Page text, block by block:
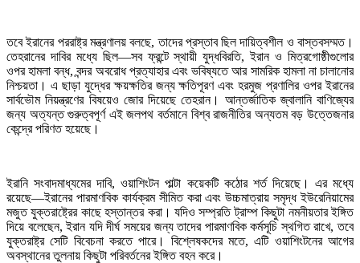
তবে ইরানের পররাষ্ট্র মন্ত্রণালয় বলছে, তাদের প্রস্তাব ছিল দায়িত্বশীল ও বাস্তবসম্মত।
তেহরানের দাবির মধ্যে ছিল—সব ফ্রন্টে স্থায়ী যুদ্ধবিরতি, ইরান ও মিত্রগোষ্ঠীগুলোর
ওপর হামলা বন্ধ, বন্দর অবরোধ প্রত্যাহার এবং ভবিষ্যতে আর সামরিক হামলা না চালানোর
নিশ্চয়তা। এ ছাড়া যুদ্ধের ক্ষয়ক্ষতির জন্য ক্ষতিপূরণ এবং হরমুজ প্রণালির ওপর ইরানের
সার্বভৌম নিয়ন্ত্রণের বিষয়েও জোর দিয়েছে তেহরান। আন্তর্জাতিক জ্বালানি বাণিজ্যের
জন্য অত্যন্ত গুরুত্বপূর্ণ এই জলপথ বর্তমানে বিশ্ব রাজনীতির অন্যতম বড় উত্তেজনার
কেন্দ্রে পরিণত হয়েছে।
ইরানি সংবাদমাধ্যমের দাবি, ওয়াশিংটন পাল্টা কয়েকটি কঠোর শর্ত দিয়েছে। এর মধ্যে
রয়েছে—ইরানের পারমাণবিক কার্যক্রম সীমিত করা এবং উচ্চমাত্রায় সমৃদ্ধ ইউরেনিয়ামের
মজুত যুক্তরাষ্ট্রের কাছে হস্তান্তর করা। যদিও সম্প্রতি ট্রাম্প কিছুটা নমনীয়তার ইঙ্গিত
দিয়ে বলেছেন, ইরান যদি দীর্ঘ সময়ের জন্য তাদের পারমাণবিক কর্মসূচি স্থগিত রাখে, তবে
যুক্তরাষ্ট্র সেটি বিবেচনা করতে পারে। বিশ্লেষকদের মতে, এটি ওয়াশিংটনের আগের
অবস্থানের তুলনায় কিছুটা পরিবর্তনের ইঙ্গিত বহন করে।